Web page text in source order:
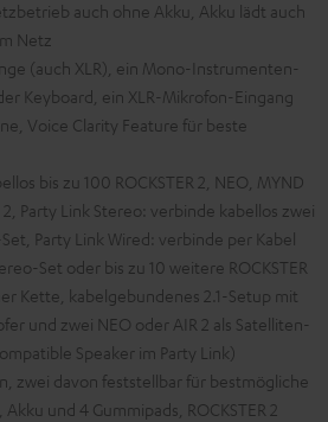
auch ohne Akku, Akku lädt auch
Netz
(auch XLR), ein Mono-Instrumenten-
Keyboard, ein XLR-Mikrofon-Eingang
Voice Clarity Feature für beste
bis zu 100 ROCKSTER 2, NEO, MYND
2, Party Link Stereo: verbinde kabellos zwei
Set, Party Link Wired: verbinde per Kabel
Set oder bis zu 10 weitere ROCKSTER
Kette, kabelgebundenes 2.1-Setup mit
und zwei NEO oder AIR 2 als Satelliten-
Speaker im Party Link)
zwei davon feststellbar für bestmögliche
und 4 Gummipads, ROCKSTER 2